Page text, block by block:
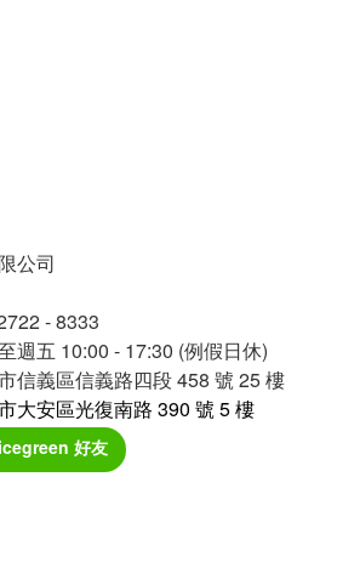
公司
- 8333
週五 10:00 - 17:30 (例假日休)
信義區信義路四段 458 號 25 樓
大安區光復南路 390 號 5 樓
好友